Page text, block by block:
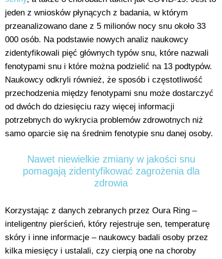
jeden z wniosków płynących z badania, w którym
przeanalizowano dane z 5 milionów nocy snu około 33
000 osób. Na podstawie nowych analiz naukowcy
zidentyfikowali pięć głównych typów snu, które nazwali
fenotypami snu i które można podzielić na 13 podtypów.
Naukowcy odkryli również, że sposób i częstotliwość
przechodzenia między fenotypami snu może dostarczyć
od dwóch do dziesięciu razy więcej informacji
potrzebnych do wykrycia problemów zdrowotnych niż
samo oparcie się na średnim fenotypie snu danej osoby.
Nawet niewielkie zmiany w jakości snu
pomagają zidentyfikować zagrożenia dla
zdrowia
Korzystając z danych zebranych przez Oura Ring –
inteligentny pierścień, który rejestruje sen, temperaturę
skóry i inne informacje – naukowcy badali osoby przez
kilka miesięcy i ustalali, czy cierpią one na choroby